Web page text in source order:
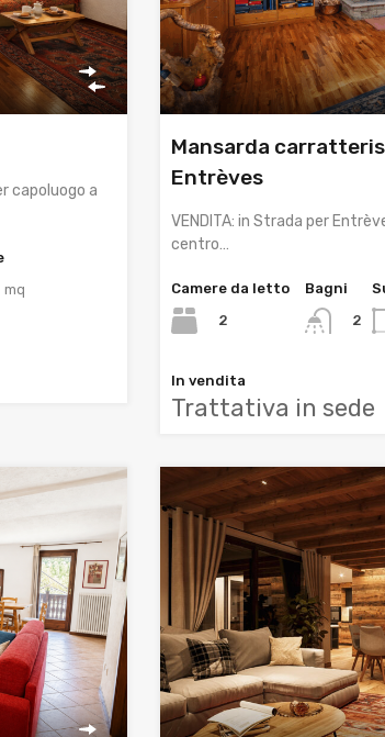
capoluogo a
mq
Mansarda
Entrèves
VENDITA: in Strada per
centro…
Camere da letto
2
Bagni
2
In vendita
Trattativa in sede